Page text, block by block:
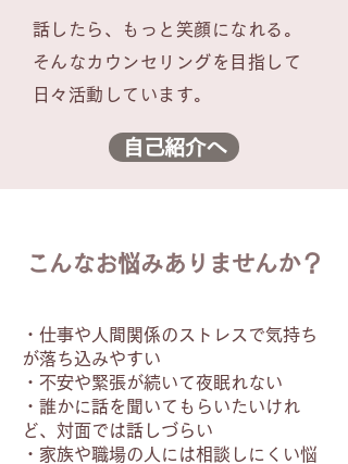
話したら、もっと笑顔になれる。
そんなカウンセリングを目指して
日々活動しています。
自己紹介へ
こんなお悩みありませんか？
・仕事や人間関係のストレスで気持ち
が落ち込みやすい
・不安や緊張が続いて夜眠れない
・誰かに話を聞いてもらいたいけれ
ど、対面では話しづらい
・家族や職場の人には相談しにくい悩